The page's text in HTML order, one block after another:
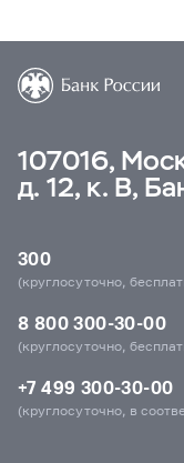
107016,
д. 12, к. В,
300
(круглосуточно,
8 800 300-30-00
(круглосуточно,
+7 499 300-30-00
(круглосуточно, в